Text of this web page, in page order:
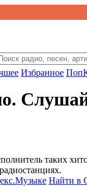
Избранное Поп
таких
Найти в